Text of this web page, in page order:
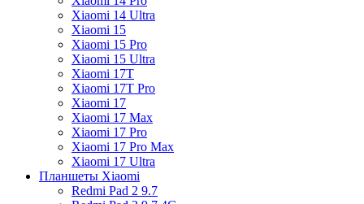
Xiaomi 14 Ultra
Xiaomi 15
Xiaomi 15 Pro
Xiaomi 15 Ultra
Xiaomi 17T
Xiaomi 17T Pro
Xiaomi 17
Xiaomi 17 Max
Xiaomi 17 Pro
Xiaomi 17 Pro Max
Xiaomi 17 Ultra
Планшеты Xiaomi
Redmi Pad 2 9.7